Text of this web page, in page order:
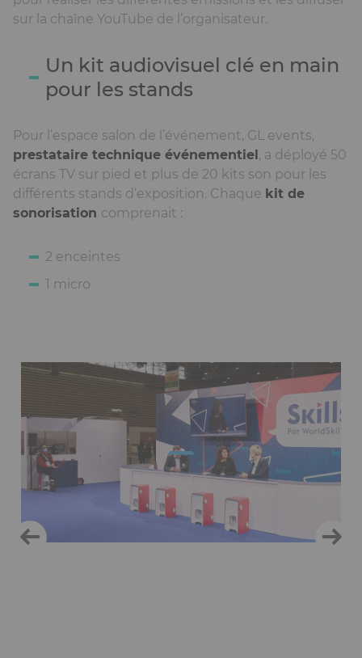
sur la chaîne YouTube de l’organisateur.
Un kit audiovisuel clé en main
pour les stands
Pour l’espace salon de l’événement, GL events,
prestataire technique événementiel , a déployé 50
écrans TV sur pied et plus de 20 kits son pour les
différents stands d’exposition. Chaque kit de
sonorisation comprenait :
2 enceintes
1 micro